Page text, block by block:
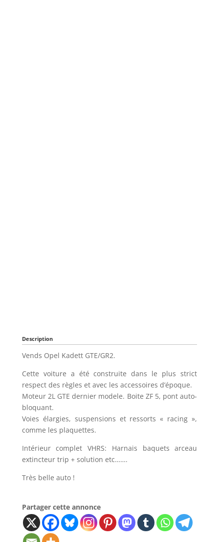
Description
Vends Opel Kadett GTE/GR2.
Cette voiture a été construite dans le plus strict
respect des règles et avec les accessoires d’époque.
Moteur 2L GTE dernier modele. Boite ZF 5, pont auto-
bloquant.
Voies élargies, suspensions et ressorts « racing »,
comme les plaquettes.
Intérieur complet VHRS: Harnais baquets arceau
extincteur trip + solution etc…….
Très belle auto !
Partager cette annonce